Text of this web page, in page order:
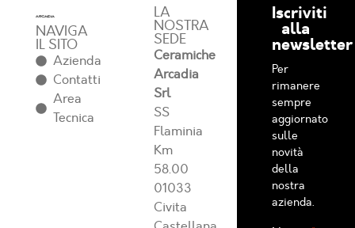
NAVIGA
IL SITO
Azienda
Contatti
Area
Tecnica
LA
NOSTRA
SEDE
Ceramiche
Arcadia
Srl
SS
Flaminia
Km
58.00
01033
Civita
Iscriviti
alla
newsletter
Per
rimanere
sempre
aggiornato
sulle
novità
della
nostra
azienda.